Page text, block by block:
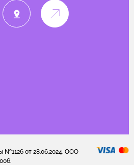
№1126 от 28.06.2024. ООО